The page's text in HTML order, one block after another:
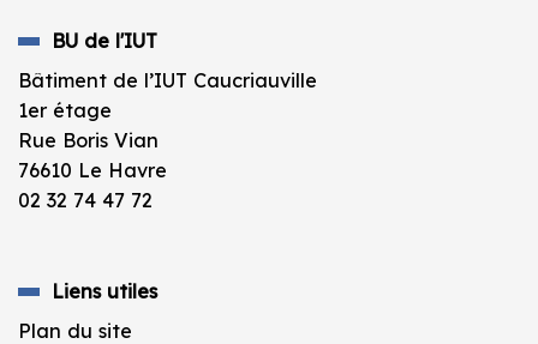
BU de l'IUT
Bâtiment de l’IUT Caucriauville
1er étage
Rue Boris Vian
76610 Le Havre
02 32 74 47 72
Liens utiles
Plan du site